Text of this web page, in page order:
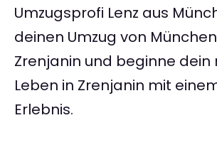
Umzugsprofi Lenz aus
deinen Umzug von
Zrenjanin und beginne dein
Leben in Zrenjanin mit
Erlebnis.